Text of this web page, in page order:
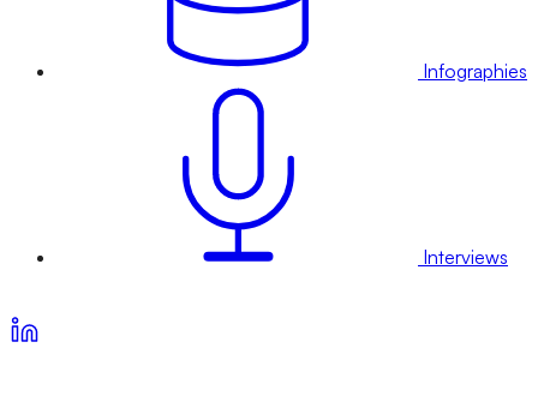
Infographies
Interviews